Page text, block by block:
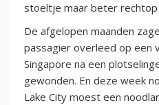
stoeltje maar beter
De afgelopen maanden
passagier overleed op een
Singapore na een
gewonden. En deze week
Lake City moest een